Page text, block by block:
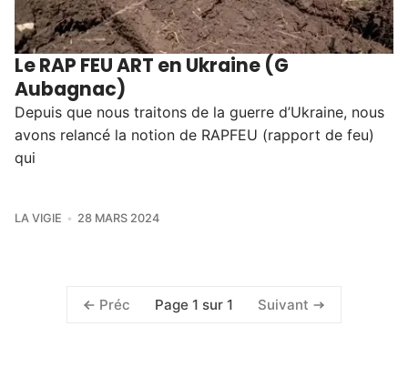
Le RAP FEU ART en Ukraine (G
Aubagnac)
Depuis que nous traitons de la guerre d’Ukraine, nous
avons relancé la notion de RAPFEU (rapport de feu)
qui
LA VIGIE 28 MARS 2024
Préc Page 1 sur 1 Suivant